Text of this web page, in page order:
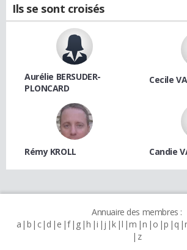
Ils se sont croisés
Aurélie BERSUDER-
PLONCARD
Cecile
Rémy KROLL Candie
Annuaire des membres :
a b c d e f g h i j k l m n o p q r
z